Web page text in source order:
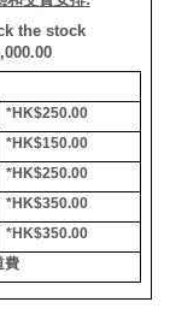
the stock
*HK$250.00
*HK$150.00
*HK$250.00
*HK$350.00
*HK$350.00
費